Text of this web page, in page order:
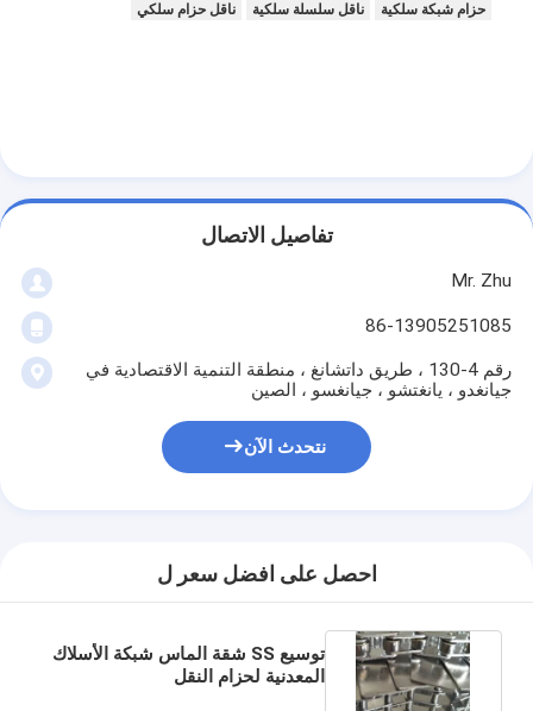
حزام شبكة سلكية ناقل سلسلة سلكية ناقل حزام سلكي
تفاصيل الاتصال
Mr. Zhu
86-13905251085
رقم 4-130 ، طريق داتشانغ ، منطقة التنمية الاقتصادية في
جيانغدو ، يانغتشو ، جيانغسو ، الصين
نتحدث الآن
احصل على افضل سعر ل
توسيع SS شقة الماس شبكة الأسلاك
المعدنية لحزام النقل